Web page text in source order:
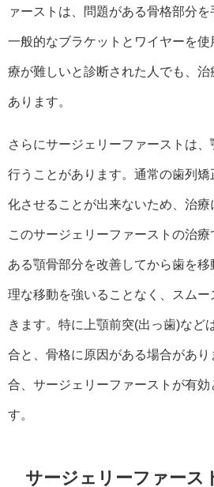
ァーストは、問題がある骨格部分を
一般的なブラケットとワイヤーを
療が難しいと診断された人でも、
あります。
さらにサージェリーファーストは
行うことがあります。通常の歯列
化させることが出来ないため、治療
このサージェリーファーストの治
ある顎骨部分を改善してから歯を
理な移動を強いることなく、スム
きます。特に上顎前突(出っ歯)など
合と、骨格に原因がある場合があ
合、サージェリーファーストが有
す。
サージェリーファース